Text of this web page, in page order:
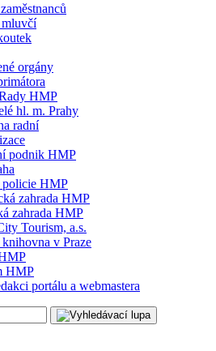
orgány
HMP
hl. m. Prahy
radní
podnik HMP
policie HMP
zahrada HMP
zahrada HMP
Tourism, a.s.
knihovna v Praze
HMP
portálu a webmastera